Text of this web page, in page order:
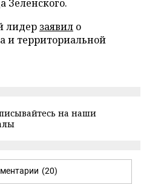
Зеленского.
лидер заявил о
и территориальной
на наши
(20)